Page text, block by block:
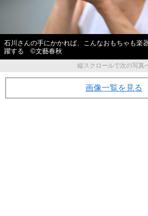
石川さんの手にかかれば、こんなおもちゃも楽
躍する ©︎文藝春秋
縦スクロールで次の写真
画像一覧を見る